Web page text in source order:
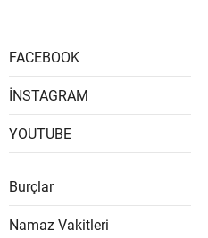
FACEBOOK
İNSTAGRAM
YOUTUBE
Burçlar
Namaz Vakitleri